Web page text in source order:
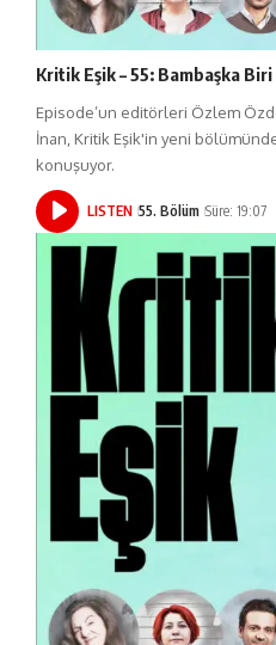
Kritik Eşik – 55: Bambaşka Biri
Episode’un editörleri Özlem
İnan, Kritik Eşik'in yeni
konuşuyor.
LISTEN 55. Bölüm Süre: 19:07